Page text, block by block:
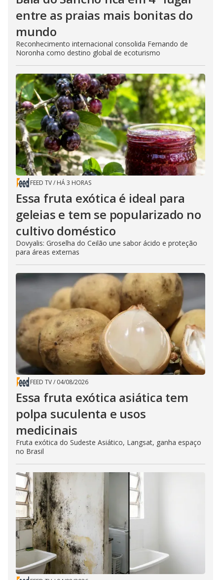
entre as praias mais bonitas do
mundo
Reconhecimento internacional consolida Fernando de
Noronha como destino global de ecoturismo
FEED TV/ HÁ 3 HORAS
Essa fruta exótica é ideal para
geleias e tem se popularizado no
cultivo doméstico
Dovyalis: Groselha do Ceilão une sabor ácido e proteção
para áreas externas
FEED TV/ 04/08/2026
Essa fruta exótica asiática tem
polpa suculenta e usos
medicinais
Fruta exótica do Sudeste Asiático, Langsat, ganha espaço
no Brasil